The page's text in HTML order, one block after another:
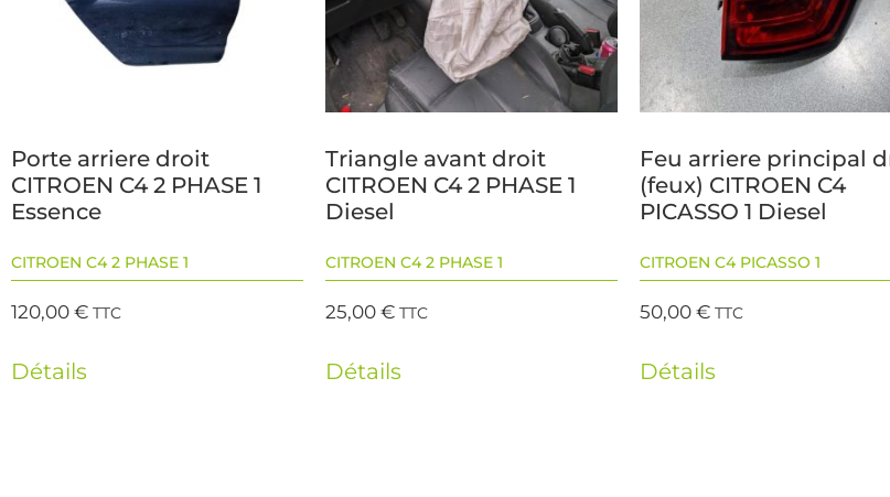
Porte arriere droit
CITROEN C4 2 PHASE 1
Essence
CITROEN C4 2 PHASE 1
120,00€ TTC
Détails
Triangle avant droit
CITROEN C4 2 PHASE 1
Diesel
CITROEN C4 2 PHASE 1
25,00€ TTC
Détails
Feu arriere principal
(feux) CITROEN C4
PICASSO 1 Diesel
CITROEN C4 PICASSO 1
50,00€ TTC
Détails